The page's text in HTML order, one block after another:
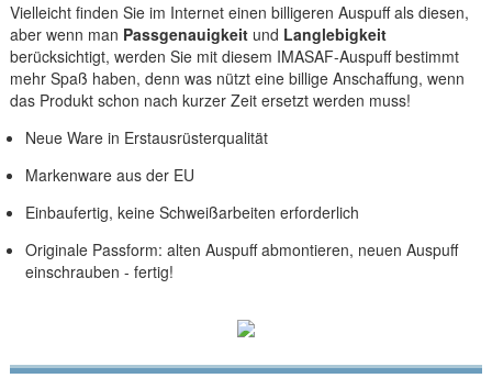
Vielleicht finden Sie im Internet einen billigeren Auspuff als diesen,
aber wenn man Passgenauigkeit und Langlebigkeit
berücksichtigt, werden Sie mit diesem IMASAF-Auspuff bestimmt
mehr Spaß haben, denn was nützt eine billige Anschaffung, wenn
das Produkt schon nach kurzer Zeit ersetzt werden muss!
Neue Ware in Erstausrüsterqualität
Markenware aus der EU
Einbaufertig, keine Schweißarbeiten erforderlich
Originale Passform: alten Auspuff abmontieren, neuen Auspuff
einschrauben - fertig!